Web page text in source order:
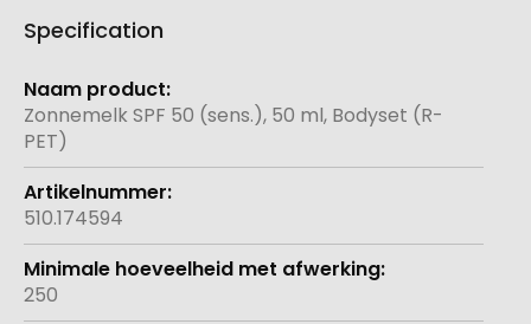
Specification
Meer
informatie
Zonnemelk SPF 50 (sens.), 50 ml, Bodyset (R-
PET)
510.174594
250